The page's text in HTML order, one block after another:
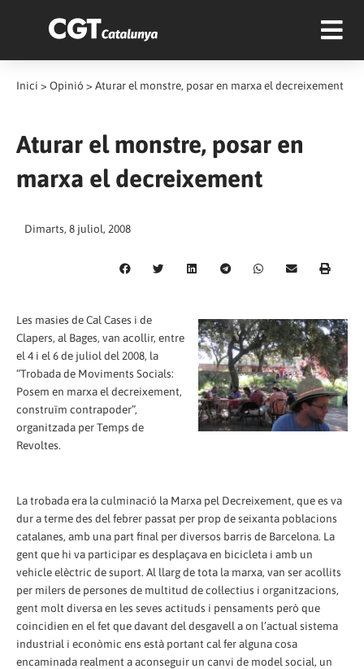
Inici > Opinió > Aturar el monstre, posar en marxa el decreixement
Aturar el monstre, posar en
marxa el decreixement
Dimarts, 8 juliol, 2008
Les masies de Cal Cases i de
Clapers, al Bages, van acollir, entre
el 4 i el 6 de juliol del 2008, la
“Trobada de Moviments Socials:
Posem en marxa el decreixement,
construïm contrapoder”,
organitzada per Temps de
Revoltes.
La trobada era la culminació la Marxa pel Decreixement, que es va
dur a terme des del febrer passat per prop de seixanta poblacions
catalanes, amb una part final per diversos barris de Barcelona. La
gent que hi va participar es desplaçava en bicicleta i amb un
vehicle elèctric de suport. Al llarg de tota la marxa, van ser acollits
per milers de persones de multitud de col·lectius i organitzacions,
gent molt diversa en les seves actituds i pensaments però que
coincidien en el fet que davant del desgavell a on l’actual sistema
industrial i econòmic ens està portant cal fer alguna cosa
encaminada realment a aconseguir un canvi de model social, un